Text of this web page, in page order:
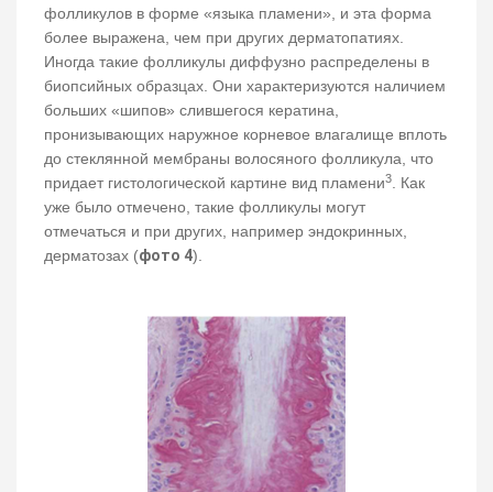
фолликулов в форме «языка пламени», и эта форма
более выражена, чем при других дерматопатиях.
Иногда такие фолликулы диффузно распределены в
биопсийных образцах. Они характеризуются наличием
больших «шипов» слившегося кератина,
пронизывающих наружное корневое влагалище вплоть
до стеклянной мембраны волосяного фолликула, что
придает гистологической картине вид пламени3. Как
уже было отмечено, такие фолликулы могут
отмечаться и при других, например эндокринных,
дерматозах (фото 4).